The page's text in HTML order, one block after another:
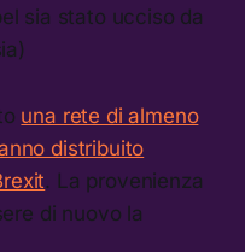
sia stato ucciso da
una rete di almeno
distribuito
. La provenienza
di nuovo la